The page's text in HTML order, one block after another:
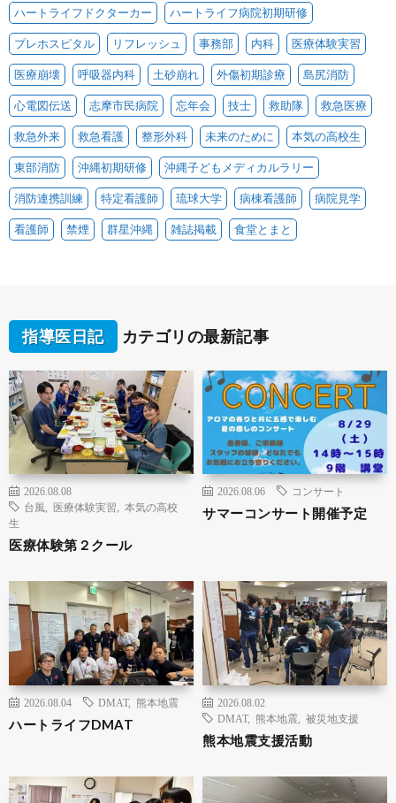
ハートライフドクターカー ハートライフ病院初期研修
プレホスピタル リフレッシュ 事務部 内科 医療体験実習
医療崩壊 呼吸器内科 土砂崩れ 外傷初期診療 島尻消防
心電図伝送 志摩市民病院 忘年会 技士 救助隊 救急医療
救急外来 救急看護 整形外科 未来のために 本気の高校生
東部消防 沖縄初期研修 沖縄子どもメディカルラリー
消防連携訓練 特定看護師 琉球大学 病棟看護師 病院見学
看護師 禁煙 群星沖縄 雑誌掲載 食堂とまと
指導医日記 カテゴリの最新記事
2026.08.08
台風
医療体験実習
本気の高校
生
医療体験第２クール
2026.08.06 コンサート
サマーコンサート開催予定
2026.08.04 DMAT, 熊本地震
ハートライフDMAT
2026.08.02
DMAT, 熊本地震 被災地支援
熊本地震支援活動